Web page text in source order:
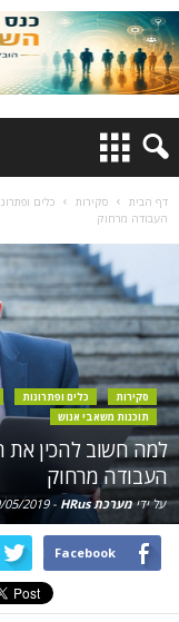
דף הבית סקירות כלים
העבודה מרחוק
סקירות כלים ופתרונות
תוכנות משאבי אנוש
למה חשוב להכין את
העבודה מרחוק
על ידימערכת HRus -
05/2019
Facebook